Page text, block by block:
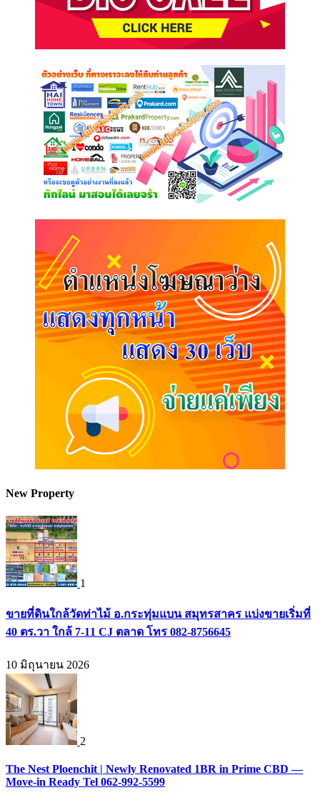
New Property
1
ขายที่ดินใกล้วัดท่าไม้ อ.กระทุ่มแบน สมุทรสาคร แบ่งขายเริ่มที่
40 ตร.วา ใกล้ 7-11 CJ ตลาด โทร 082-8756645
10 มิถุนายน 2026
2
The Nest Ploenchit | Newly Renovated 1BR in Prime CBD —
Move-in Ready Tel 062-992-5599